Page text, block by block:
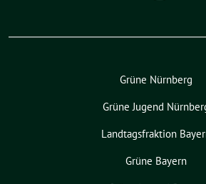
Grüne Nürnberg
Grüne Jugend
Landtagsfraktion
Grüne Bayern